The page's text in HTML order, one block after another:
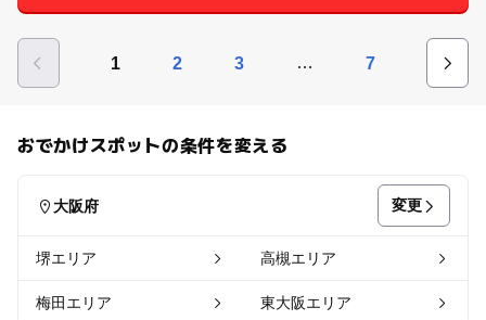
1 2 3 … 7
おでかけスポットの条件を変える
大阪府 変更
堺エリア 高槻エリア
梅田エリア 東大阪エリア